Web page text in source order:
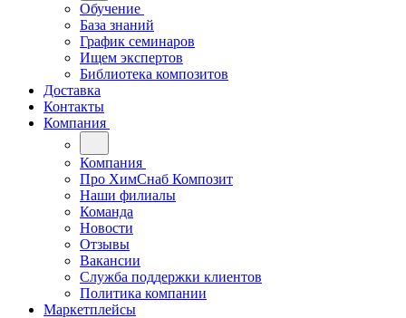
Обучение
База знаний
График семинаров
Ищем экспертов
Библиотека композитов
Доставка
Контакты
Компания
Компания
Про ХимСнаб Композит
Наши филиалы
Команда
Новости
Отзывы
Вакансии
Служба поддержки клиентов
Политика компании
Маркетплейсы